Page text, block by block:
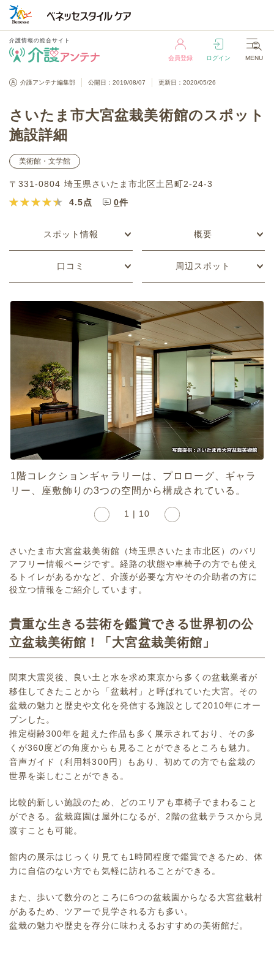
介護情報の総合サイト
会員登録 ログイン MENU
介護情報の総合サイト
介護アンテナ編集部 公開日：2019/08/07 更新日：2020/05/26
さいたま市大宮盆栽美術館のスポット
施設詳細
美術館・文学館
〒331-0804 埼玉県さいたま市北区土呂町2-24-3
4.5点 0件
スポット情報 概要
口コミ 周辺スポット
1階コレクションギャラリーは、プロローグ、ギャラ
リー、座敷飾りの3つの空間から構成されている。
1 | 10
さいたま市大宮盆栽美術館（埼玉県さいたま市北区）のバリ
アフリー情報ページです。経路の状態や車椅子の方でも使え
るトイレがあるかなど、介護が必要な方やその介助者の方に
役立つ情報をご紹介しています。
貴重な生きる芸術を鑑賞できる世界初の公
立盆栽美術館！「大宮盆栽美術館」
関東大震災後、良い土と水を求め東京から多くの盆栽業者が
移住してきたことから「盆栽村」と呼ばれていた大宮。その
盆栽の魅力と歴史や文化を発信する施設として2010年にオー
プンした。
推定樹齢300年を超えた作品も多く展示されており、その多
くが360度どの角度からも見ることができるところも魅力。
音声ガイド（利用料300円）もあり、初めての方でも盆栽の
世界を楽しむことができる。
比較的新しい施設のため、どのエリアも車椅子でまわること
ができる。盆栽庭園は屋外になるが、2階の盆栽テラスから見
渡すことも可能。
館内の展示はじっくり見ても1時間程度で鑑賞できるため、体
力に自信のない方でも気軽に訪れることができる。
また、歩いて数分のところに6つの盆栽園からなる大宮盆栽村
があるため、ツアーで見学される方も多い。
盆栽の魅力や歴史を存分に味わえるおすすめの美術館だ。